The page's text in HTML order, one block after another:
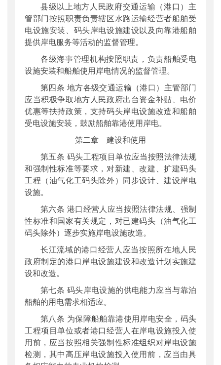
县级以上地方人民政府交通运输（港口）主
管部门按照职责负责辖区水路运输经营者船舶受
电设施安装、码头岸电设施建设以及向靠港船舶
提供岸电服务等活动的监督管理。
各级海事管理机构按照职责，负责船舶受电
设施安装和船舶使用岸电情况的监督管理。
第四条 地方各级交通运输（港口）主管部门
应当积极争取地方人民政府出台资金补贴、电价
优惠等扶持政策，支持码头岸电设施改造和船舶
受电设施安装，鼓励船舶靠港使用岸电。
第二章 建设和使用
第五条 码头工程项目单位应当按照法律法规
和强制性标准等要求，对新建、改建、扩建码头
工程（油气化工码头除外）同步设计、建设岸电
设施。
第六条 港口经营人应当按照法律法规、强制
性标准和国家有关规定，对已建码头（油气化工
码头除外）逐步实施岸电设施改造。
长江流域的港口经营人应当按照所在地人民
政府制定的港口岸电设施建设和改造计划实施建
设和改造。
第七条 码头岸电设施的供电能力应当与靠泊
船舶的用电需求相适应。
第八条 为保障船舶靠港使用岸电安全，码头
工程项目单位或者港口经营人在岸电设施投入使
用前，应当按照相关强制性标准组织对岸电设施
检测，其中高压岸电设施投入使用前，应当由具